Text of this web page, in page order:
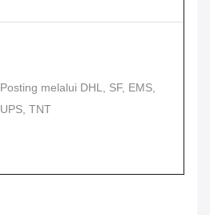
Posting melalui DHL, SF, EMS,
UPS, TNT